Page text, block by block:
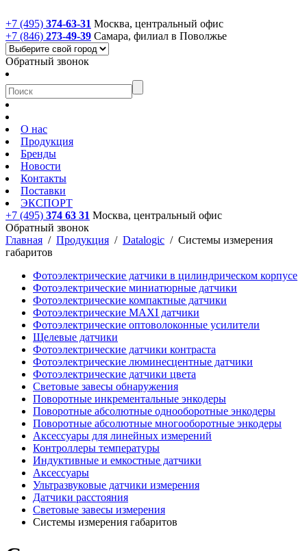
+7 (495) 374-63-31 Москва, центральный офис
+7 (846) 273-49-39 Самара, филиал в Поволжье
Обратный звонок
О нас
Продукция
Бренды
Новости
Контакты
Поставки
ЭКСПОРТ
+7 (495) 374 63 31 Москва, центральный офис
Обратный звонок
Главная / Продукция / Datalogic / Системы измерения
габаритов
Фотоэлектрические датчики в цилиндрическом корпусе
Фотоэлектрические миниатюрные датчики
Фотоэлектрические компактные датчики
Фотоэлектрические MAXI датчики
Фотоэлектрические оптоволоконные усилители
Щелевые датчики
Фотоэлектрические датчики контраста
Фотоэлектрические люминесцентные датчики
Фотоэлектрические датчики цвета
Световые завесы обнаружения
Поворотные инкрементальные энкодеры
Поворотные абсолютные однооборотные энкодеры
Поворотные абсолютные многооборотные энкодеры
Аксессуары для линейных измерений
Контроллеры температуры
Индуктивные и емкостные датчики
Аксессуары
Ультразвуковые датчики измерения
Датчики расстояния
Световые завесы измерения
Системы измерения габаритов